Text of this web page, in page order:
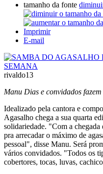
tamanho da fonte
Imprimir
E-mail
rivaldo13
Manu Dias e convidados
Idealizado pela cantora e
Agasalho chega a sua quarta
solidariedade. "Com a chegada
pra arrecadar o máximo de
pessoal", disse Manu. Será
vários convidados. "Todos os
cobertores, tocas, luvas,